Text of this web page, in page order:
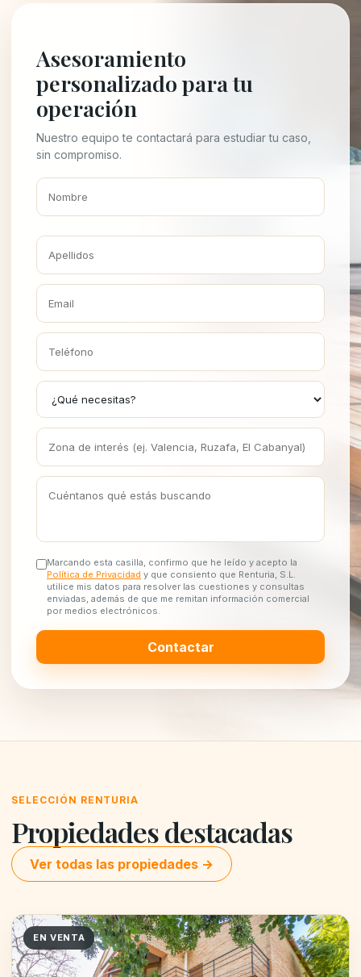
Asesoramiento
personalizado para tu
operación
Nuestro equipo te contactará para estudiar tu caso,
sin compromiso.
Nombre
Apellidos
Email
Teléfono
¿Qué necesitas?
Zona de interés
Cuéntanos qué buscas
Marcando esta casilla, confirmo que he leído y acepto la
Política de Privacidad y que consiento que Renturia, S.L.
utilice mis datos para resolver las cuestiones y consultas
enviadas, además de que me remitan información comercial
por medios electrónicos.
Contactar
SELECCIÓN RENTURIA
Propiedades destacadas
Ver todas las propiedades →
EN VENTA